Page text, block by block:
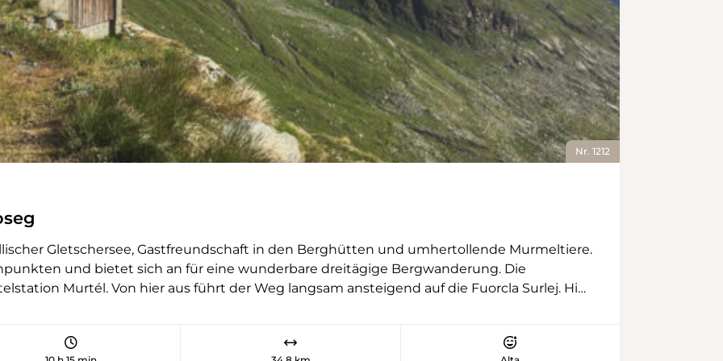
de la Forcle. Danach geht es fast
nur noch bergab: zunächst am Lac
de la Forcle vorbei, dann immer
dem Flüsschen Dorbonne entlang,
bis zwischen den Lärchen der
lauschige Lac de Derborence
hindurchblitzt. Im 18. Jahrhundert
haben hier zwei Bergstürze von
den Steilhängen der Diablerets
dann ein gemütlicher Spaziergang
über sanfte Wiesen bis zur Alp
Anzeinde an. Hier bietet sich die
Zwischenhalt an, bevor es erneut
in die Höhe zum Col des Essets
Gletscherbach. Man kann sich mit
Seilen sichern, aber je später der
Tag, desto mehr Wasser führt der
Bach. Im Zickzack geht es dann
zur Hütte, die durch einen mit
Blech verkleideten Anbau
erweitert wurde. Innen aber sieht
man den Übergang von Alt zu Neu
fast nicht. Das war auch das Ziel
Jahr nimmt er den langen Marsch
unter die Füsse, zumal auch der
Abstieg angenehm ist. Stetig geht
oder sehr steil zu werden. Man
bleibt immer in der Nähe des
Nr. 1212
Gletschersee, Gastfreundschaft in den Berghütten und umhertollende Murmeltiere.
und bietet sich an für eine wunderbare dreitägige Bergwanderung. Die
Murtél. Von hier aus führt der Weg langsam ansteigend auf die Fuorcla Surlej. Hier
mit einer Morgensonnenterasse für den ersten Kaffee. Der zweite Tag startet mit einer